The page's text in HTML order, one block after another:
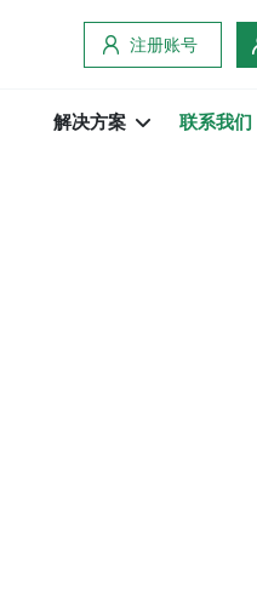
注册账号
解决方案 联系我们